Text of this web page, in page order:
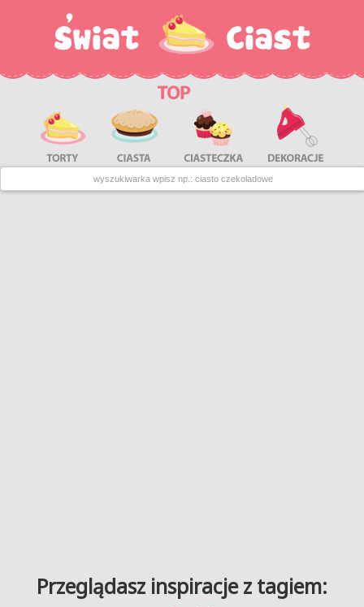
Przeglądasz inspiracje z tagiem: